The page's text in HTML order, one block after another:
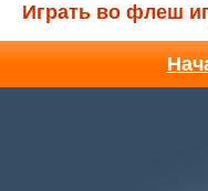
Играть во флеш